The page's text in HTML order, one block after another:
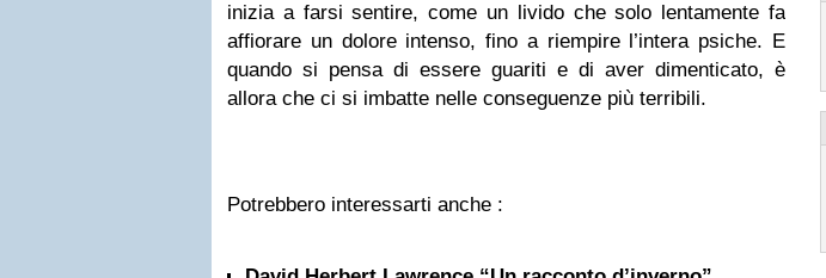
inizia a farsi sentire, come un livido che solo lentamente fa
affiorare un dolore intenso, fino a riempire l’intera psiche. E
quando si pensa di essere guariti e di aver dimenticato, è
allora che ci si imbatte nelle conseguenze più terribili.
Potrebbero interessarti anche :